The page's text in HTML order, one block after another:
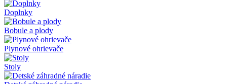
Doplnky
Bobule a plody
Plynové ohrievače
Stoly